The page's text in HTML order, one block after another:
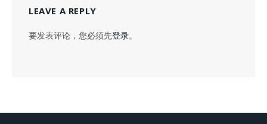
LEAVE A REPLY
要发表评论，您必须先登录。